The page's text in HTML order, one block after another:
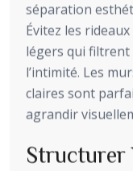
séparation
Évitez les
légers qui
l’intimité. Les
claires sont
agrandir
Structurer